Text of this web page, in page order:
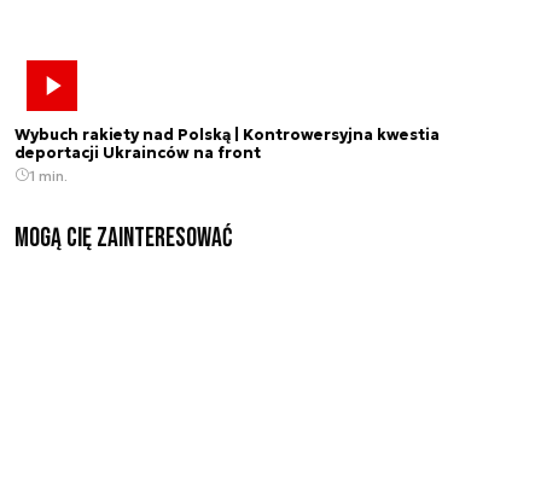
Wybuch rakiety nad Polską | Kontrowersyjna kwestia
deportacji Ukrainców na front
1 min.
Mogą Cię zainteresować